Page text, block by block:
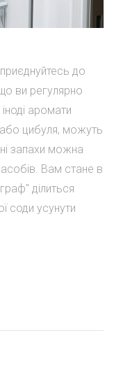
до
ви регулярно
аромати
або цибуля, можуть
запахи можна
Вам стане в
ділиться
соди усунути